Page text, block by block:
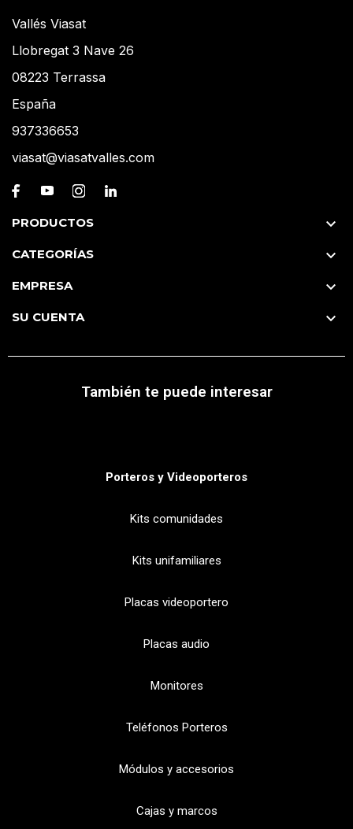
Vallés Viasat
Llobregat 3 Nave 26
08223 Terrassa
España
937336653
viasat@viasatvalles.com
PRODUCTOS 
CATEGORÍAS 
EMPRESA 
SU CUENTA 
También te puede interesar
Porteros y Videoporteros
Kits comunidades
Kits unifamiliares
Placas videoportero
Placas audio
Monitores
Teléfonos Porteros
Módulos y accesorios
Cajas y marcos